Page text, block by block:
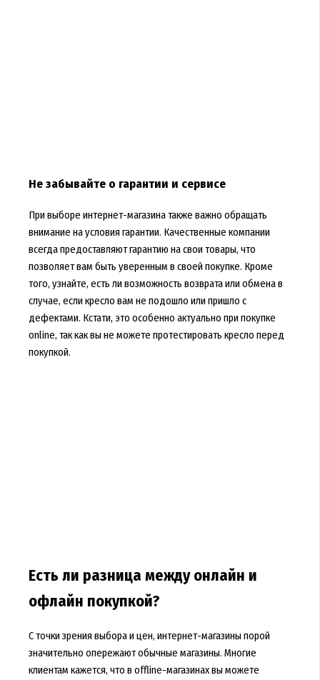
Не забывайте о гарантии и сервисе
При выборе интернет-магазина также важно обращать
внимание на условия гарантии. Качественные компании
всегда предоставляют гарантию на свои товары, что
позволяет вам быть уверенным в своей покупке. Кроме
того, узнайте, есть ли возможность возврата или обмена в
случае, если кресло вам не подошло или пришло с
дефектами. Кстати, это особенно актуально при покупке
online, так как вы не можете протестировать кресло перед
покупкой.
Есть ли разница между онлайн и
офлайн покупкой?
С точки зрения выбора и цен, интернет-магазины порой
значительно опережают обычные магазины. Многие
клиентам кажется, что в offline-магазинах вы можете